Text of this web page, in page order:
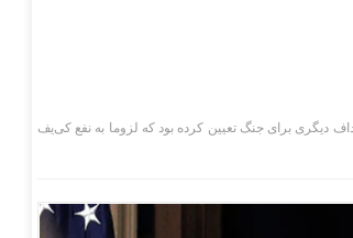
دیگری برای جنگ تعیین کرده بود که لزوما به نفع کی‌یف